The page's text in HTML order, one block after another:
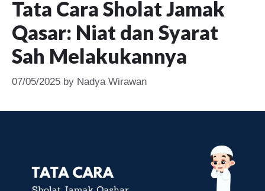
Tata Cara Sholat Jamak
Qasar: Niat dan Syarat
Sah Melakukannya
07/05/2025 by Nadya Wirawan